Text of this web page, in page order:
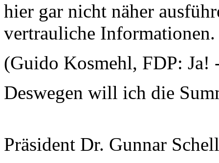
hier gar nicht näher
vertrauliche
(Guido Kosmehl, FDP: Ja!
Deswegen will ich die
Präsident Dr. Gunnar